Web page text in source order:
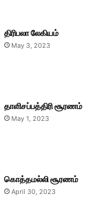
திரிபலா லேகியம்
May 3, 2023
தாளிசப்பத்திரி சூரணம்
May 1, 2023
கொத்தமல்லி சூரணம்
April 30, 2023